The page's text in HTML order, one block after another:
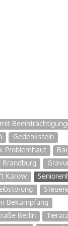
Gedenkstein
Problemhaut
Brandburg
Karow
Bekämpfung
Berlin